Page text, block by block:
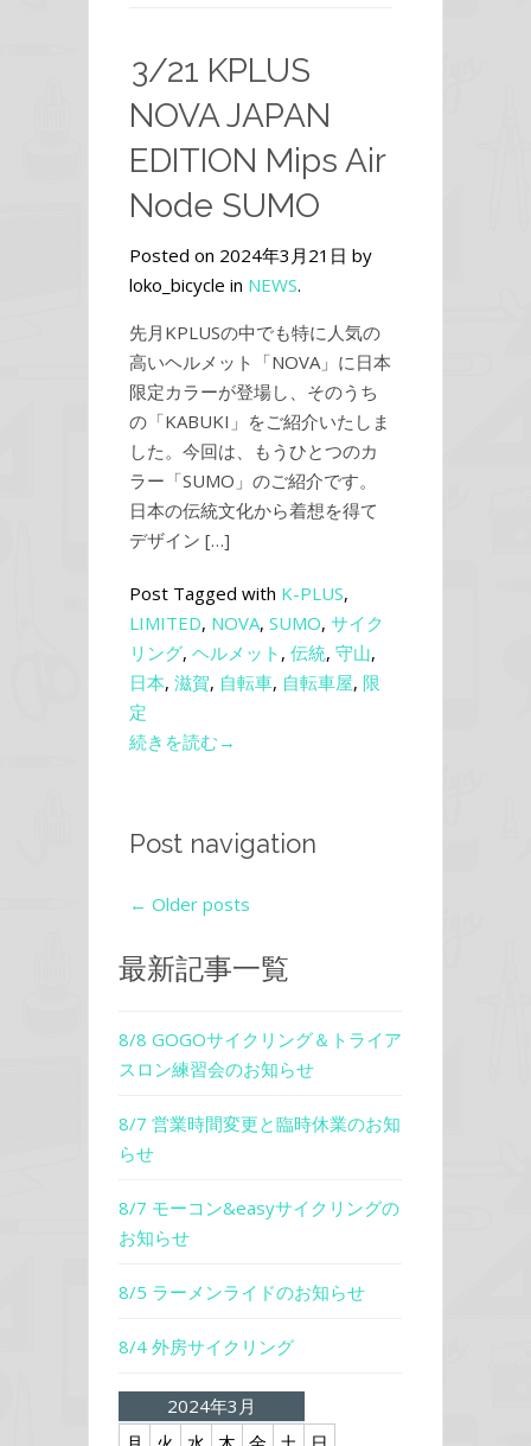
3/21 KPLUS
NOVA JAPAN
EDITION Mips Air
Node SUMO
Posted on 2024年3月21日 by
loko_bicycle in NEWS.
先月KPLUSの中でも特に人気の
高いヘルメット「NOVA」に日本
限定カラーが登場し、そのうち
の「KABUKI」をご紹介いたしま
した。今回は、もうひとつのカ
ラー「SUMO」のご紹介です。
日本の伝統文化から着想を得て
デザイン […]
Post Tagged with K-PLUS,
LIMITED, NOVA, SUMO, サイク
リング, ヘルメット , 伝統, 守山,
日本, 滋賀, 自転車, 自転車屋, 限
定
続きを読む→
Post navigation
← Older posts
最新記事一覧
8/8 GOGOサイクリング＆トライア
スロン練習会のお知らせ
8/7 営業時間変更と臨時休業のお知
らせ
8/7 モーコン&easyサイクリングの
お知らせ
8/5 ラーメンライドのお知らせ
8/4 外房サイクリング
2024年3月